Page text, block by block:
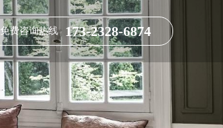
免费咨询热线 173-2328-6874